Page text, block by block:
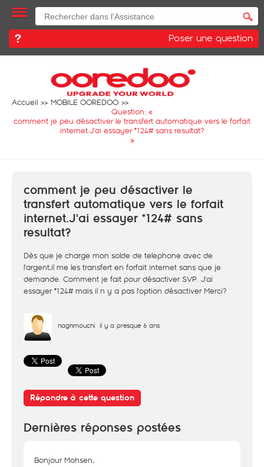
Poser une question
Accueil
MOBILE OOREDOO
Question: «
comment je peu désactiver le transfert automatique vers le forfait
internet.J'ai essayer *124# sans resultat?
»
comment je peu désactiver le
transfert automatique vers le forfait
internet.J'ai essayer *124# sans
resultat?
Dès que je charge mon solde de telephone avec de
l'argent,il me les transfert en forfait internet sans que je
demande. Comment je fait pour désactiver SVP. J'ai
essayer *124# mais il n y a pas l'option désactiver Merci?
naghmouchi il y a presque 6 ans
Répondre à cette question
Dernières réponses postées
Bonjour Mohsen,